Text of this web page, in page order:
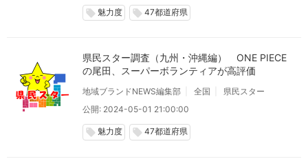
local_offer 魅力度 local_offer 47都道府県
県民スター調査（九州・沖縄編） ONE PIECE
の尾田、スーパーボランティアが高評価
地域ブランドNEWS編集部 全国
県民スター
公開: 2024-05-01 21:00:00
local_offer 魅力度 local_offer 47都道府県